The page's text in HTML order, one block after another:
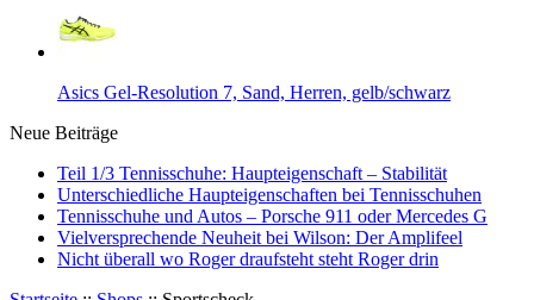
Asics Gel-Resolution 7, Sand, Herren, gelb/schwarz
Neue Beiträge
Teil 1/3 Tennisschuhe: Haupteigenschaft – Stabilität
Unterschiedliche Haupteigenschaften bei Tennisschuhen
Tennisschuhe und Autos – Porsche 911 oder Mercedes G
Vielversprechende Neuheit bei Wilson: Der Amplifeel
Nicht überall wo Roger draufsteht steht Roger drin